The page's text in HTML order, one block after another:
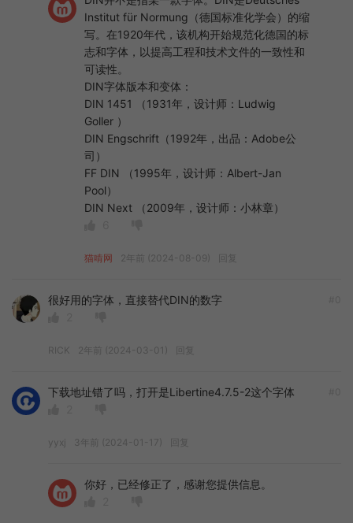
Institut für Normung（德国标准化学会）的缩
写。在1920年代，该机构开始规范化德国的标
志和字体，以提高工程和技术文件的一致性和
可读性。
DIN字体版本和变体：
DIN 1451 （1931年，设计师：Ludwig
Goller ）
DIN Engschrift（1992年，出品：Adobe公
司）
FF DIN （1995年，设计师：Albert-Jan
Pool）
DIN Next （2009年，设计师：小林章）
猫啃网 2年前 (2024-08-09) 回复
很好用的字体，直接替代DIN的数字
RICK 2年前 (2024-03-01) 回复
下载地址错了吗，打开是Libertine4.7.5-2这个字体
yyxj 3年前 (2024-01-17) 回复
你好，已经修正了，感谢您提供信息。